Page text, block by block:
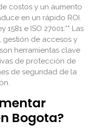
costos y un aumento
en un rápido ROI.
e ISO 27001:** Las
de accesos y
herramientas clave
de protección de
de seguridad de la
Bogota?